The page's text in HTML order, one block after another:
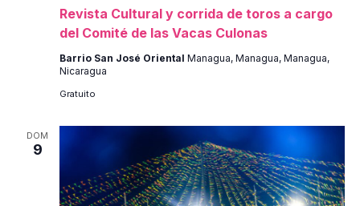
Revista Cultural y corrida de toros a cargo
del Comité de las Vacas Culonas
Barrio San José Oriental Managua, Managua, Managua,
Nicaragua
Gratuito
DOM
9